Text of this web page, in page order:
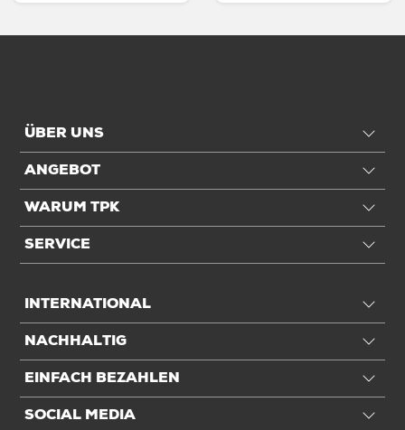
ÜBER UNS
ANGEBOT
WARUM TPK
SERVICE
INTERNATIONAL
NACHHALTIG
EINFACH BEZAHLEN
SOCIAL MEDIA